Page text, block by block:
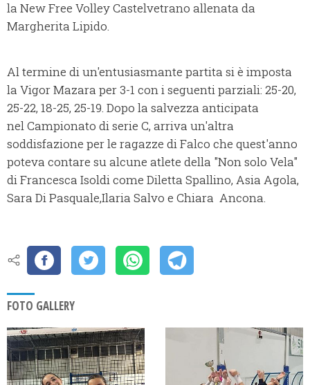
la New Free Volley Castelvetrano allenata da
Margherita Lipido.
Al termine di un'entusiasmante partita si è imposta
la Vigor Mazara per 3-1 con i seguenti parziali: 25-20,
25-22, 18-25, 25-19. Dopo la salvezza anticipata
nel Campionato di serie C, arriva un'altra
soddisfazione per le ragazze di Falco che quest'anno
poteva contare su alcune atlete della "Non solo Vela"
di Francesca Isoldi come Diletta Spallino, Asia Agola,
Sara Di Pasquale,Ilaria Salvo e Chiara Ancona.
FOTO GALLERY